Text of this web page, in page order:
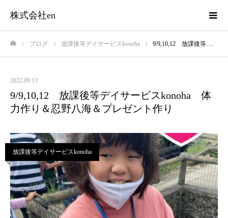
株式会社en
ブログ 放課後等デイサービスkonoha 9/9,10,12 放課後等デイサービスkonoha 体力作り＆忍野八海＆プレゼント作り
2022.09.13
9/9,10,12 放課後等デイサービスkonoha 体
力作り＆忍野八海＆プレゼント作り
放課後等デイサービスkonoha